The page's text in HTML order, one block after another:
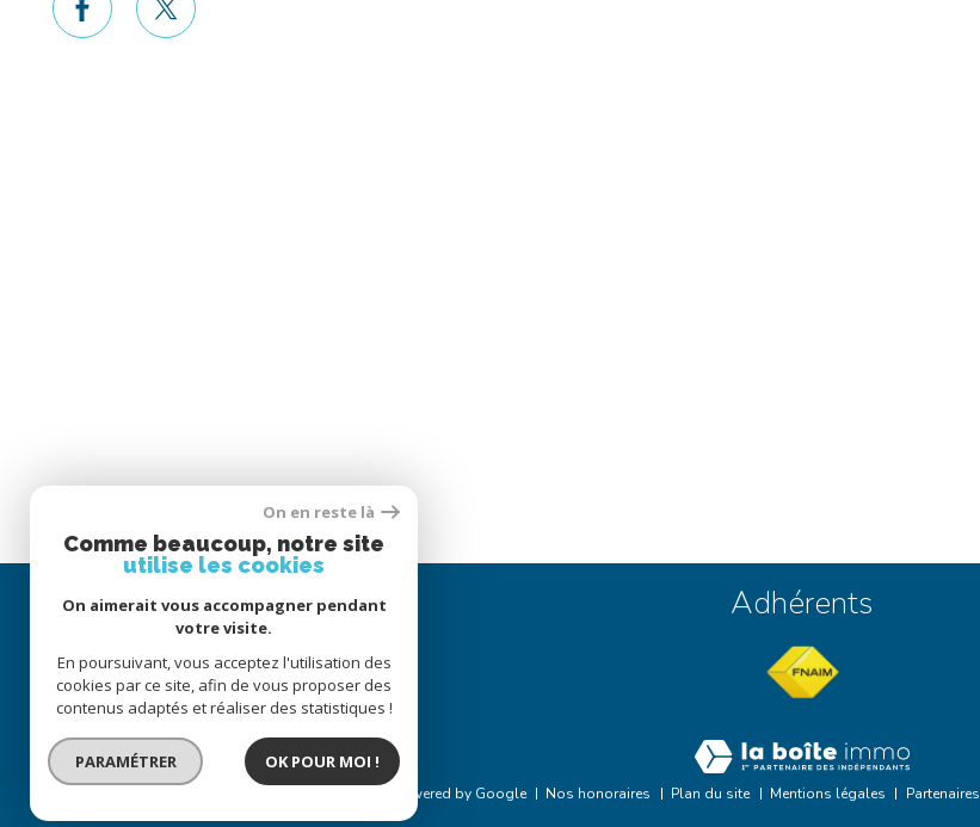
facebooktwitter
Adhérents
Traduction powered by Google Nos honoraires Plan du site Mentions légales Partenaires
On en reste là
Comme beaucoup, notre site
utilise les cookies
On aimerait vous accompagner pendant
votre visite.
En poursuivant, vous acceptez l'utilisation des
cookies par ce site, afin de vous proposer des
contenus adaptés et réaliser des statistiques !
PARAMÉTRER OK POUR MOI !